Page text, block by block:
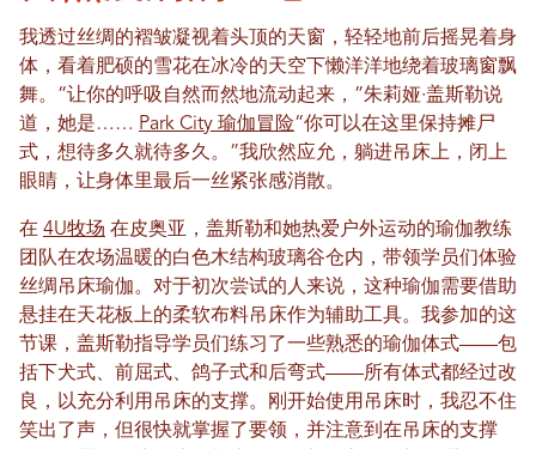
我透过丝绸的褶皱凝视着头顶的天窗，轻轻地前后摇晃着身
体，看着肥硕的雪花在冰冷的天空下懒洋洋地绕着玻璃窗飘
舞。“让你的呼吸自然而然地流动起来，”朱莉娅·盖斯勒说
道，她是…… Park City 瑜伽冒险“你可以在这里保持摊尸
式，想待多久就待多久。”我欣然应允，躺进吊床上，闭上
眼睛，让身体里最后一丝紧张感消散。
在 4U牧场 在皮奥亚，盖斯勒和她热爱户外运动的瑜伽教练
团队在农场温暖的白色木结构玻璃谷仓内，带领学员们体验
丝绸吊床瑜伽。对于初次尝试的人来说，这种瑜伽需要借助
悬挂在天花板上的柔软布料吊床作为辅助工具。我参加的这
节课，盖斯勒指导学员们练习了一些熟悉的瑜伽体式——包
括下犬式、前屈式、鸽子式和后弯式——所有体式都经过改
良，以充分利用吊床的支撑。刚开始使用吊床时，我忍不住
笑出了声，但很快就掌握了要领，并注意到在吊床的支撑